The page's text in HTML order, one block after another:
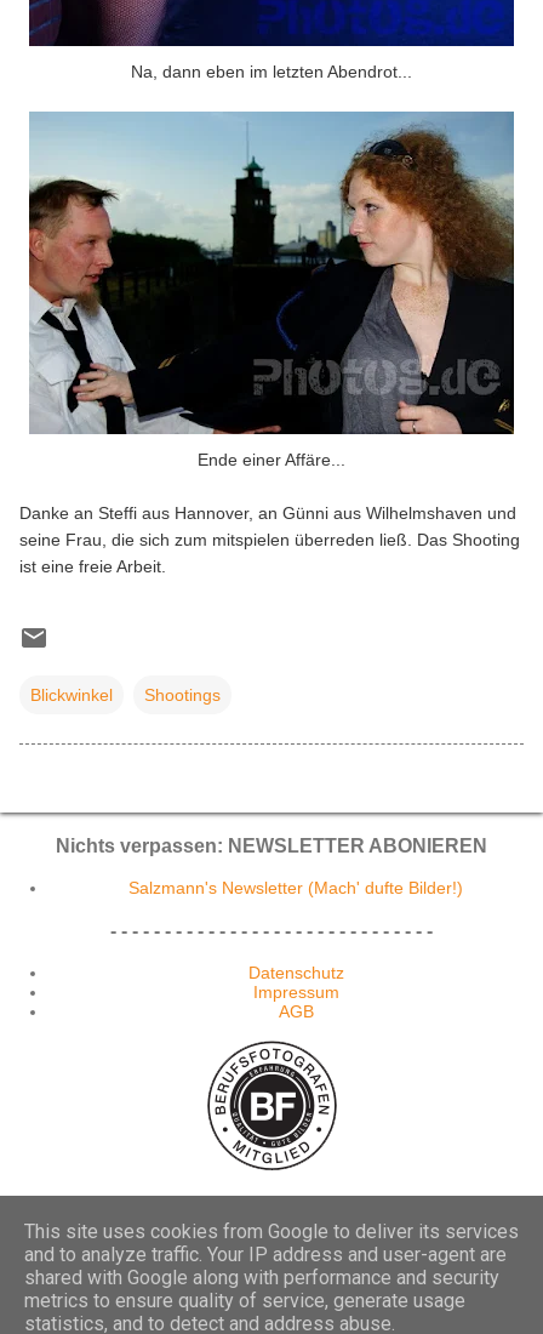
Na, dann eben im letzten Abendrot...
Ende einer Affäre...
Danke an Steffi aus Hannover, an Günni aus Wilhelmshaven und
seine Frau, die sich zum mitspielen überreden ließ. Das Shooting
ist eine freie Arbeit.
Blickwinkel Shootings
Nichts verpassen: NEWSLETTER ABONIEREN
Salzmann's Newsletter (Mach' dufte Bilder!)
- - - - - - - - - - - - - - - - - - - - - - - - - - - - - -
Datenschutz
Impressum
AGB
Powered by Blogger
(c) 2009-2025 Thomas W. Salzmann
This site uses cookies from Google to deliver its services
and to analyze traffic. Your IP address and user-agent are
shared with Google along with performance and security
metrics to ensure quality of service, generate usage
statistics, and to detect and address abuse.